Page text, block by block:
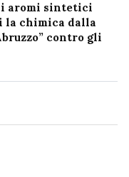
aromi sintetici
la chimica dalla
contro gli